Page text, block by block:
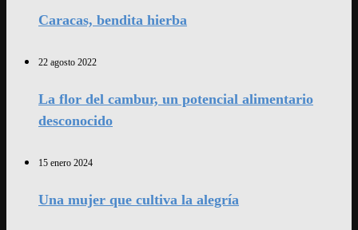
Caracas, bendita hierba
22 agosto 2022
La flor del cambur, un potencial alimentario
desconocido
15 enero 2024
Una mujer que cultiva la alegría